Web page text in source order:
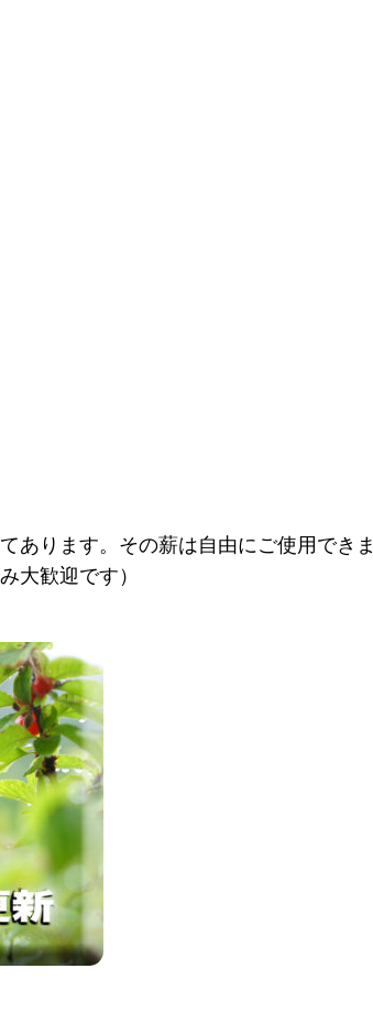
あります。その薪は自由にご使用できま
大歓迎です）